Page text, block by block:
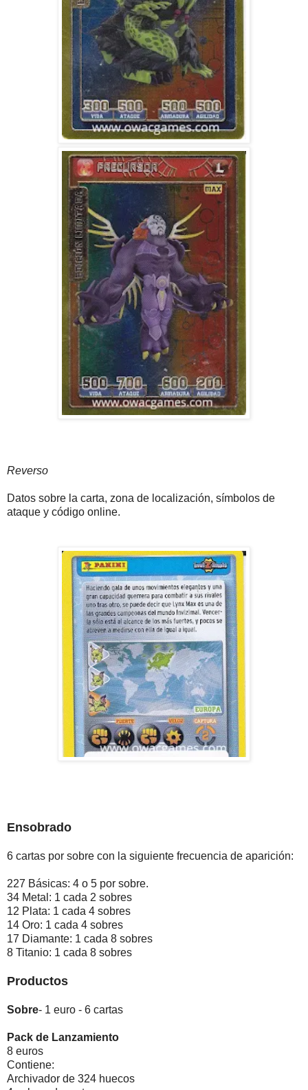
Reverso
Datos sobre la carta, zona de localización, símbolos de
ataque y código online.
Ensobrado
6 cartas por sobre con la siguiente frecuencia de aparición:
227 Básicas: 4 o 5 por sobre.
34 Metal: 1 cada 2 sobres
12 Plata: 1 cada 4 sobres
14 Oro: 1 cada 4 sobres
17 Diamante: 1 cada 8 sobres
8 Titanio: 1 cada 8 sobres
Productos
Sobre- 1 euro - 6 cartas
Pack de Lanzamiento
8 euros
Contiene:
Archivador de 324 huecos